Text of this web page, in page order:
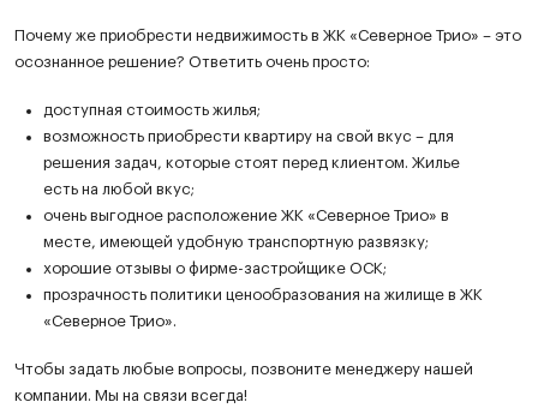
Почему же приобрести недвижимость в ЖК «Северное Трио» – это
осознанное решение? Ответить очень просто:
доступная стоимость жилья;
возможность приобрести квартиру на свой вкус – для
решения задач, которые стоят перед клиентом. Жилье
есть на любой вкус;
очень выгодное расположение ЖК «Северное Трио» в
месте, имеющей удобную транспортную развязку;
хорошие отзывы о фирме-застройщике ОСК;
прозрачность политики ценообразования на жилище в ЖК
«Северное Трио».
Чтобы задать любые вопросы, позвоните менеджеру нашей
компании. Мы на связи всегда!